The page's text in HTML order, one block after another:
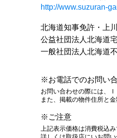
http://www.suzuran-
北海道知事免許・上
公益社団法人北海道
一般社団法人北海道
※お電話でのお問い
お問い合わせの際には、
また、掲載の物件住所と
※ご注意
上記表示価格は消費税込